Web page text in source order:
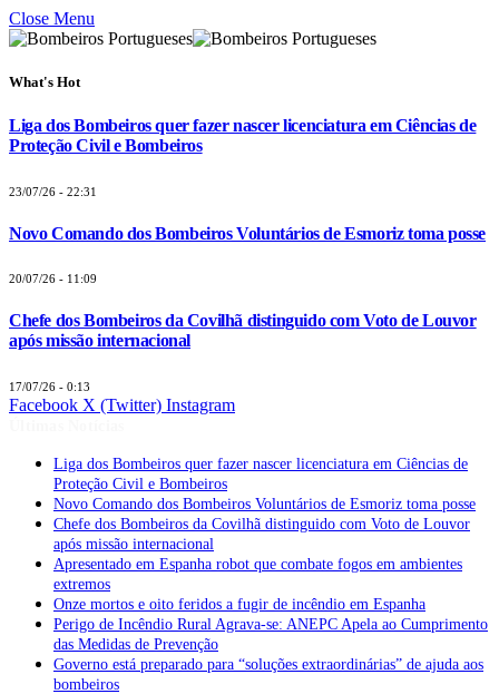
Close Menu
What's Hot
Liga dos Bombeiros quer fazer nascer licenciatura em Ciências de
Proteção Civil e Bombeiros
23/07/26 - 22:31
Novo Comando dos Bombeiros Voluntários de Esmoriz toma posse
20/07/26 - 11:09
Chefe dos Bombeiros da Covilhã distinguido com Voto de Louvor
após missão internacional
17/07/26 - 0:13
Facebook X (Twitter) Instagram
Liga dos Bombeiros quer fazer nascer licenciatura em Ciências de
Proteção Civil e Bombeiros
Novo Comando dos Bombeiros Voluntários de Esmoriz toma posse
Chefe dos Bombeiros da Covilhã distinguido com Voto de Louvor
após missão internacional
Apresentado em Espanha robot que combate fogos em ambientes
extremos
Onze mortos e oito feridos a fugir de incêndio em Espanha
Perigo de Incêndio Rural Agrava-se: ANEPC Apela ao Cumprimento
das Medidas de Prevenção
Governo está preparado para “soluções extraordinárias” de ajuda aos
bombeiros